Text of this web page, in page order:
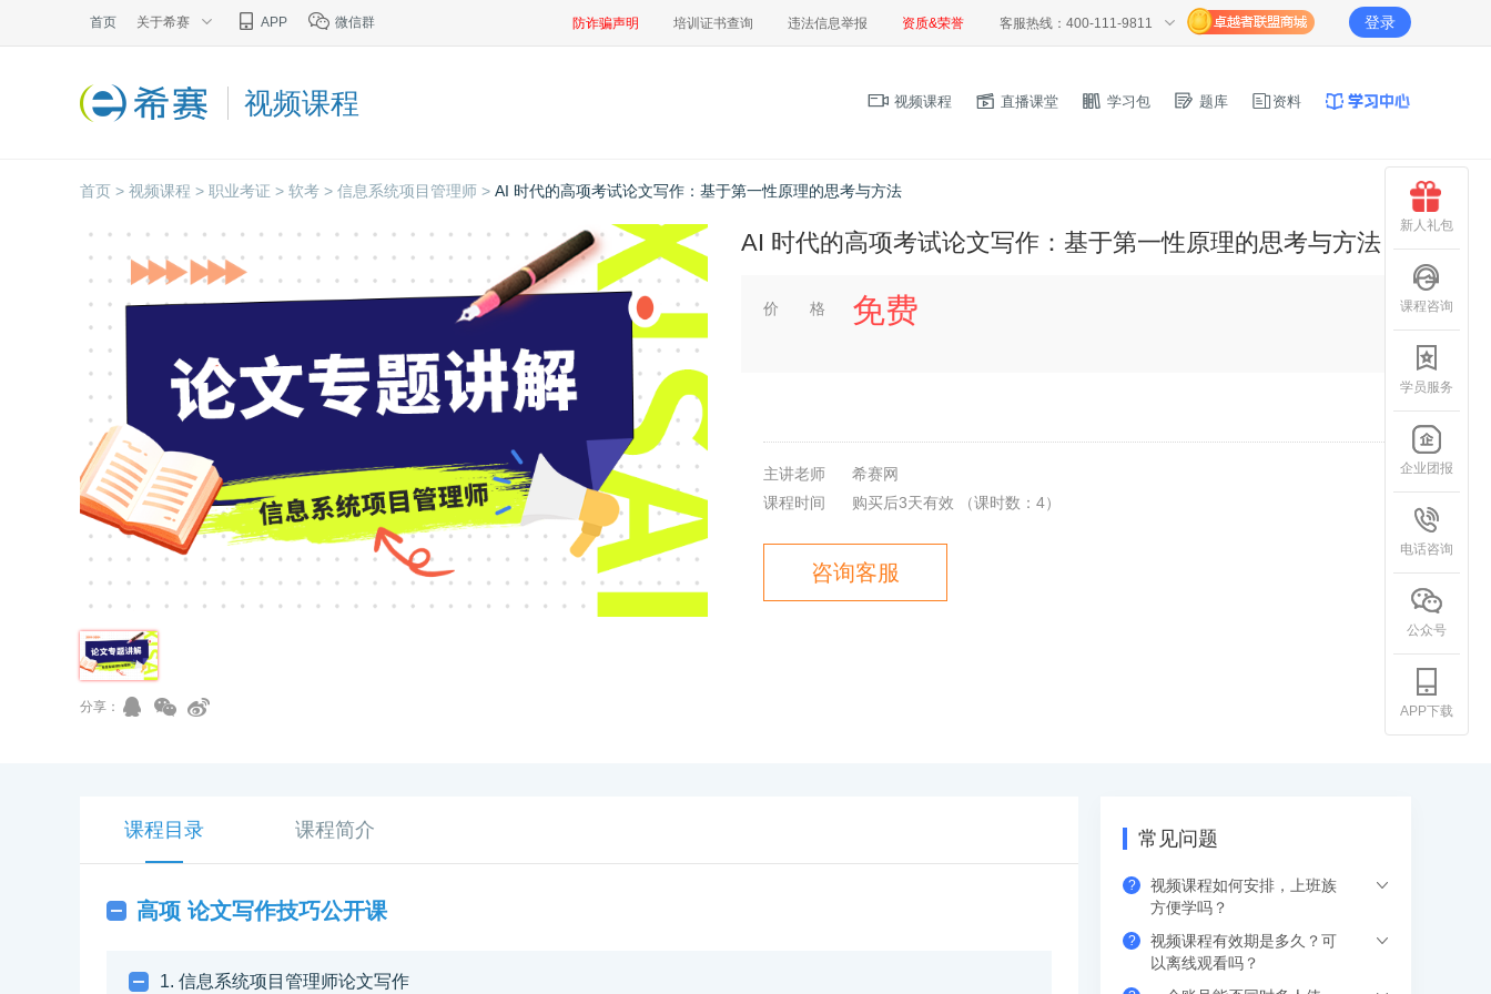
首页 关于希赛 APP 微信群 防诈骗声明 培训证书查询 违法信息举报 资质&荣誉 客服热线：400-111-9811 登录
视频课程 视频课程 直播课堂 学习包 题库 资料
首页 > 视频课程 > 职业考证 > 软考 > 信息系统项目管理师 > AI 时代的高项考试论文写作：基于第一性原理的思考与方法
分享：
AI 时代的高项考试论文写作：基于第一性原理的思考与方法
价 格 免费
主讲老师
希赛网
课程时间
购买后3天有效 （课时数： 4）
咨询客服
课程目录 课程简介
高项 论文写作技巧公开课
1. 信息系统项目管理师论文写作
常见问题
?
视频课程如何安排，上班族
方便学吗？
下单支付后，可以在网页、APP（应用市
?
视频课程有效期是多久？可
以离线观看吗？
新人礼包
课程咨询
学员服务
企业团报
电话咨询
公众号
APP下载